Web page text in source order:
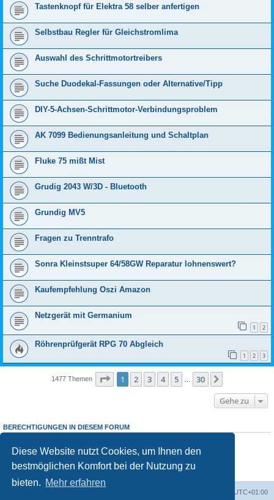
Diese Website nutzt Cookies, um Ihnen den
bestmöglichen Komfort bei der Nutzung zu
bieten. Mehr erfahren
Tastenknopf für Elektra 58 selber anfertigen
Selbstbau Regler für Gleichstromlima
Auswahl des Schrittmotortreibers
Suche Duodekal-Fassungen oder Alternative/Tipp
DIY-5-Achsen-Schrittmotor-Verbindungsproblem
AK 7099 Bedienungsanleitung und Schaltplan
Fluke 75 mißt Mist
Grudig 2043 W/3D - Bluetooth
Grundig MV5
Fragen zu Trenntrafo
Sonra Kleinstsuper 64/58GW Reparatur lohnenswert?
Kaufempfehlung Oszi Amazon
Netzgerät mit Germanium
1 2
Röhrenprüfgerät RPG 70 Abgleich
1 2 3
1477 Themen Seite 1von 30
1 2 3 4 5 … 30
Gehe zu
BERECHTIGUNGEN IN DIESEM FORUM
Sie dürfenkeineAntworten zu Themen in diesem Forum erstellen.
Sie dürfen Ihre Beiträge in diesem Forumnicht ändern.
Sie dürfen Ihre Beiträge in diesem Forumnichtlöschen.
keine
UTC+01:00